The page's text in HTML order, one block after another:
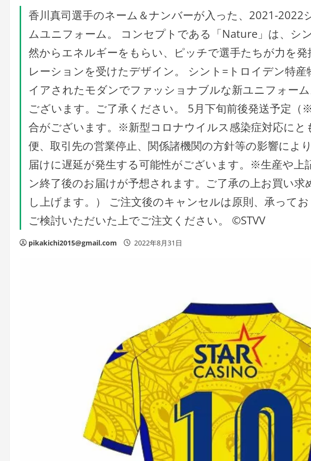
香川真司選手のネーム＆ナンバーが入った、2021-2022
ムユニフォーム。 コンセプトである「Nature」は、シ
然からエネルギーをもらい、ピッチで選手たちが力を
レーションを受けたデザイン。 シント=トロイデン特
イアされたモダンでファッショナブルな新ユニフォー
ございます。ご了承ください。 5月下旬前後発送予定
合がございます。※新型コロナウイルス感染症対応にと
便、取引先の営業停止、関係諸機関の方針等の影響によ
届けに遅延が発生する可能性がございます。※生産や上
ン終了後のお届けが予想されます。ご了承の上お買い
し上げます。） ご注文後のキャンセルは原則、承って
ご検討いただいた上でご注文ください。 ©STVV
pikakichi2015@gmail.com 2022年8月31日